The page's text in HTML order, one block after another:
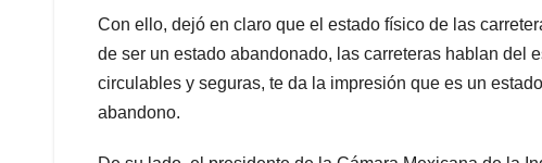
Con ello, dejó en claro que el estado físico de las
de ser un estado abandonado, las carreteras hablan del
circulables y seguras, te da la impresión que es un
abandono.